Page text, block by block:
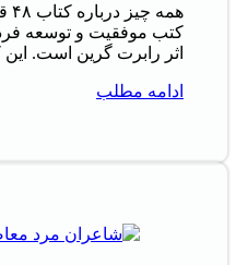
اثر رابرت گرین است. این
ادامه مطلب